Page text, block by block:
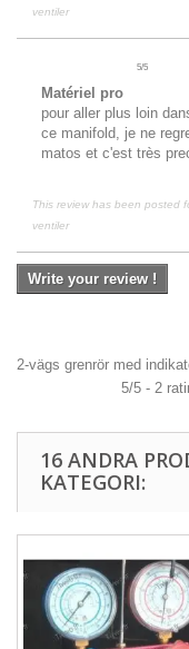
ventiler
5/5
Matériel pro
pour aller plus loin
ce manifold, je ne
matos et c'est très
This review has been posted
ventiler
Write your review !
2-vägs grenrör med
5/5 - 2
16 ANDRA
KATEGORI: